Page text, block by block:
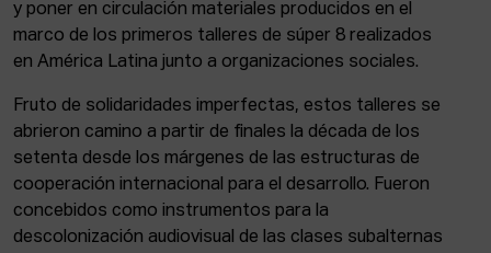
Admisión
Intranet
EUS
ESP ENG
y poner en circulación materiales producidos en el
marco de los primeros talleres de súper 8 realizados
en América Latina junto a organizaciones sociales.
Fruto de solidaridades imperfectas, estos talleres se
abrieron camino a partir de finales la década de los
setenta desde los márgenes de las estructuras de
cooperación internacional para el desarrollo. Fueron
concebidos como instrumentos para la
descolonización audiovisual de las clases subalternas